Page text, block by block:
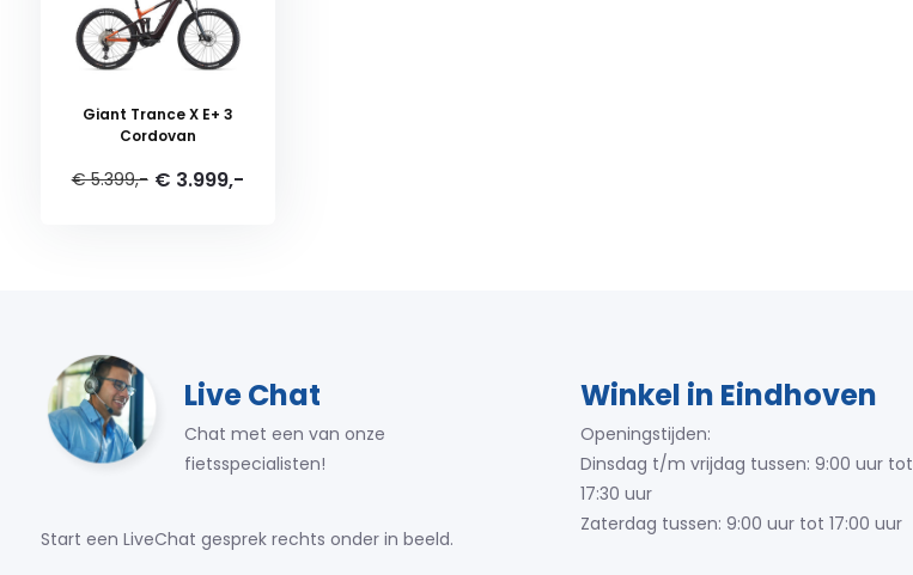
Giant Trance X E+ 3
Cordovan
€ 5.399,- € 3.999,-
Live Chat
Chat met een van onze
fietsspecialisten!
Start een LiveChat gesprek rechts onder in beeld.
Winkel in Eindhoven
Openingstijden:
Dinsdag t/m vrijdag tussen: 9:00 uur tot
17:30 uur
Zaterdag tussen: 9:00 uur tot 17:00 uur